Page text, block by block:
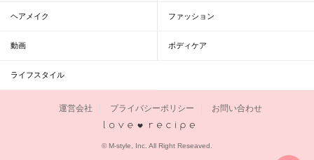
ヘアメイク ファッション
動画 ボディケア
ライフスタイル
運営会社 プライバシーポリシー お問い合わせ
© M-style, Inc. All Right Reseaved.